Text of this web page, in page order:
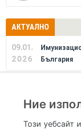
АКТУАЛНО
09.01.
2026
България
Ние
Този уебсайт